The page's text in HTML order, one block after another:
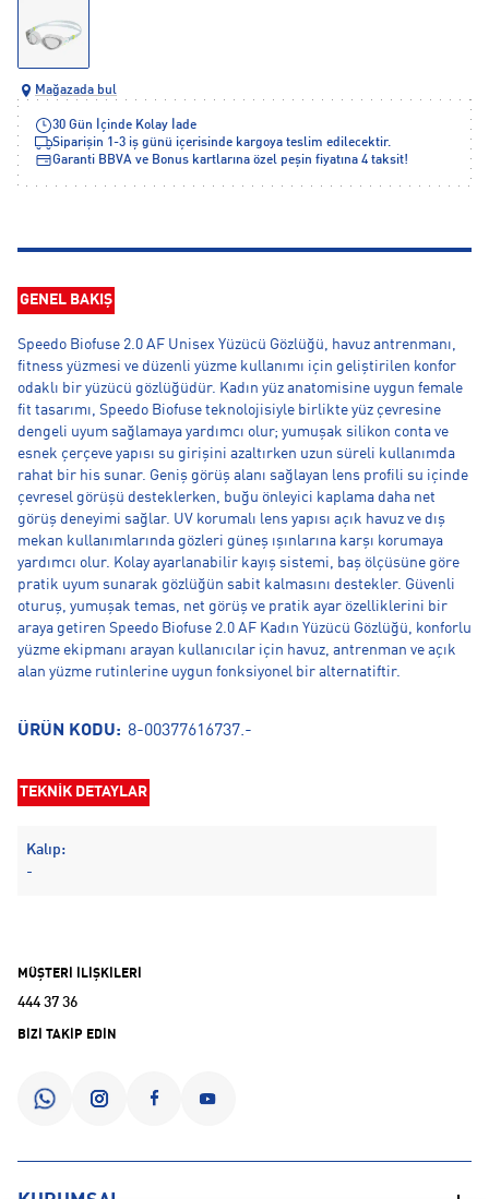
Mağazada bul
30 Gün İçinde Kolay İade
Siparişin 1-3 iş günü içerisinde kargoya teslim edilecektir.
Garanti BBVA ve Bonus kartlarına özel peşin fiyatına 4 taksit!
GENEL BAKIŞ
Speedo Biofuse 2.0 AF Unisex Yüzücü Gözlüğü, havuz antrenmanı,
fitness yüzmesi ve düzenli yüzme kullanımı için geliştirilen konfor
odaklı bir yüzücü gözlüğüdür. Kadın yüz anatomisine uygun female
fit tasarımı, Speedo Biofuse teknolojisiyle birlikte yüz çevresine
dengeli uyum sağlamaya yardımcı olur; yumuşak silikon conta ve
esnek çerçeve yapısı su girişini azaltırken uzun süreli kullanımda
rahat bir his sunar. Geniş görüş alanı sağlayan lens profili su içinde
çevresel görüşü desteklerken, buğu önleyici kaplama daha net
görüş deneyimi sağlar. UV korumalı lens yapısı açık havuz ve dış
mekan kullanımlarında gözleri güneş ışınlarına karşı korumaya
yardımcı olur. Kolay ayarlanabilir kayış sistemi, baş ölçüsüne göre
pratik uyum sunarak gözlüğün sabit kalmasını destekler. Güvenli
oturuş, yumuşak temas, net görüş ve pratik ayar özelliklerini bir
araya getiren Speedo Biofuse 2.0 AF Kadın Yüzücü Gözlüğü, konforlu
yüzme ekipmanı arayan kullanıcılar için havuz, antrenman ve açık
alan yüzme rutinlerine uygun fonksiyonel bir alternatiftir.
ÜRÜN KODU: 8-00377616737.-
TEKNİK DETAYLAR
Kalıp:
-
MÜŞTERİ İLİŞKİLERİ
444 37 36
BİZİ TAKİP EDİN